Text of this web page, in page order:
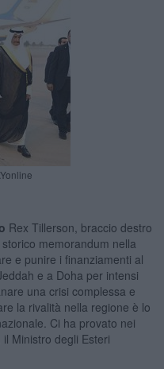
Rex Tillerson, braccio destro
memorandum nella
e punire i finanziamenti al
e a Doha per intensi
una crisi complessa e
la rivalità nella regione è lo
Ci ha provato nei
Ministro degli Esteri